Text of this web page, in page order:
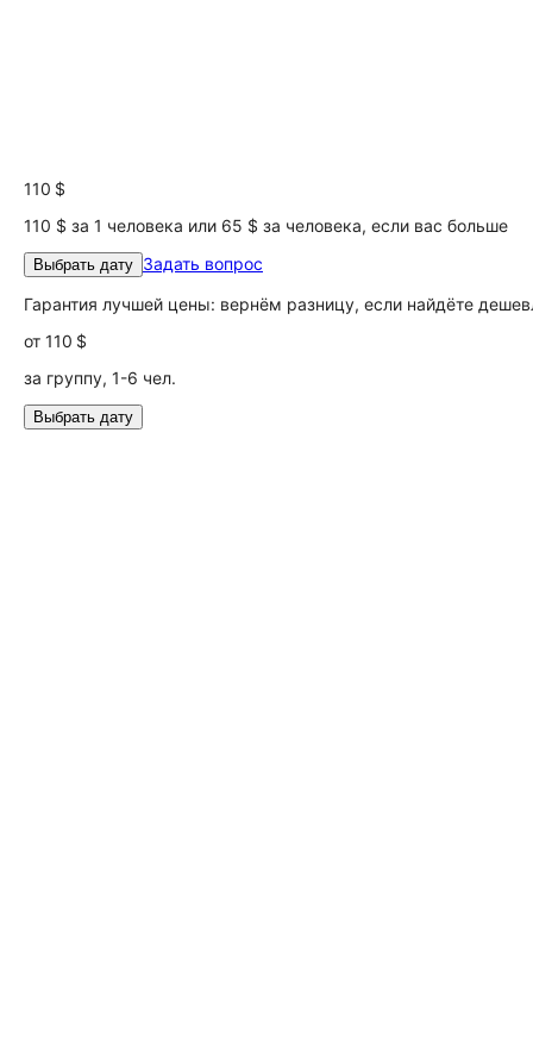
110 $
110 $ за 1 человека или 65 $ за человека, если вас больше
Выбрать дату Задать вопрос
Гарантия лучшей цены: вернём разницу, если найдёте
от 110 $
за группу, 1-6 чел.
Выбрать дату